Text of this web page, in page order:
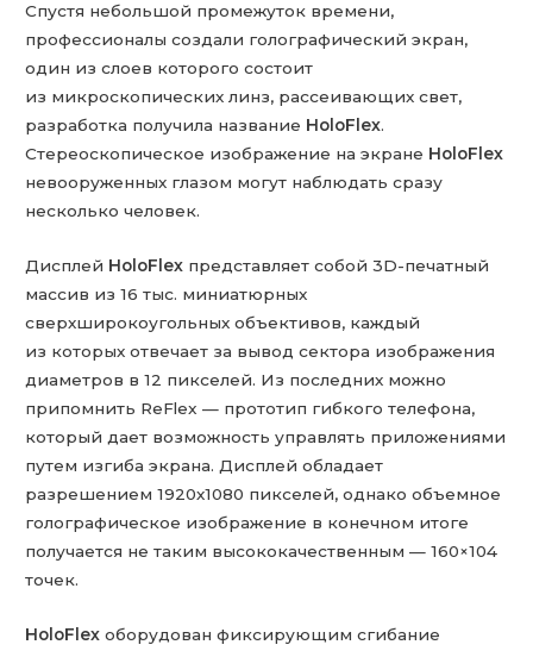
Спустя небольшой промежуток времени,
профессионалы создали голографический экран,
один из слоев которого состоит
из микроскопических линз, рассеивающих свет,
разработка получила название HoloFlex.
Стереоскопическое изображение на экране HoloFlex
невооруженных глазом могут наблюдать сразу
несколько человек.
Дисплей HoloFlex представляет собой 3D-печатный
массив из 16 тыс. миниатюрных
сверхширокоугольных объективов, каждый
из которых отвечает за вывод сектора изображения
диаметров в 12 пикселей. Из последних можно
припомнить ReFlex — прототип гибкого телефона,
который дает возможность управлять приложениями
путем изгиба экрана. Дисплей обладает
разрешением 1920х1080 пикселей, однако объемное
голографическое изображение в конечном итоге
получается не таким высококачественным — 160×104
точек.
HoloFlex оборудован фиксирующим сгибание